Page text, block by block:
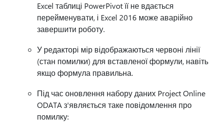
Excel таблиці PowerPivot її не вдається
перейменувати, і Excel 2016 може аварійно
завершити роботу.
У редакторі мір відображаються червоні лінії
(стан помилки) для вставленої формули, навіть
якщо формула правильна.
Під час оновлення набору даних Project Online
ODATA з'являється таке повідомлення про
помилку: